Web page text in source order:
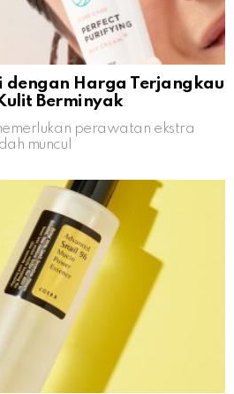
dengan Harga Terjangkau
Berminyak
perawatan ekstra
muncul